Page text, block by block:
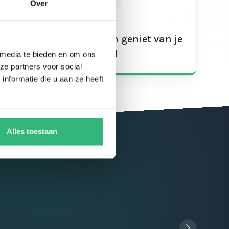
Over
te bieden en om ons
partners voor social
die u aan ze heeft
Alles toestaan
Spaar voor korting en geniet van je
giftcard